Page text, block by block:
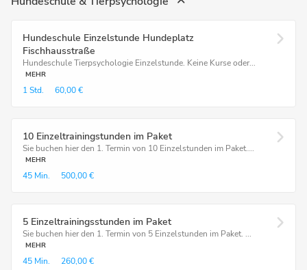
Hundeschule Einzelstunde Hundeplatz
Fischhausstraße
Hundeschule Tierpsychologie Einzelstunde. Keine Kurse oder...
MEHR
1 Std. 60,00 €
10 Einzeltrainingstunden im Paket
Sie buchen hier den 1. Termin von 10 Einzelstunden im Paket....
MEHR
45 Min. 500,00 €
5 Einzeltrainingsstunden im Paket
Sie buchen hier den 1. Termin von 5 Einzelstunden im Paket. ...
MEHR
45 Min. 260,00 €